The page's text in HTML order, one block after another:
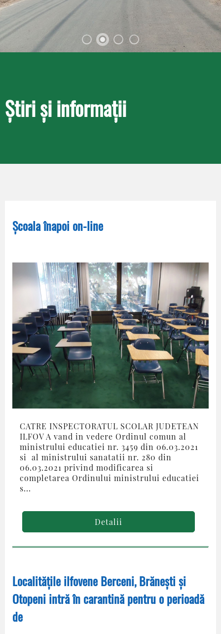
Știri și informații
Școala înapoi on-line
CATRE INSPECTORATUL SCOLAR JUDETEAN
ILFOV A vand in vedere Ordinul comun al
ministrului educatiei nr. 3459 din 06.03.2021
si al ministrului sanatatii nr. 280 din
06.03.2021 privind modificarea si
completarea Ordinului ministrului educatiei
s...
Detalii
Localitățile ilfovene Berceni, Brănești și
Otopeni intră în carantină pentru o perioadă
de